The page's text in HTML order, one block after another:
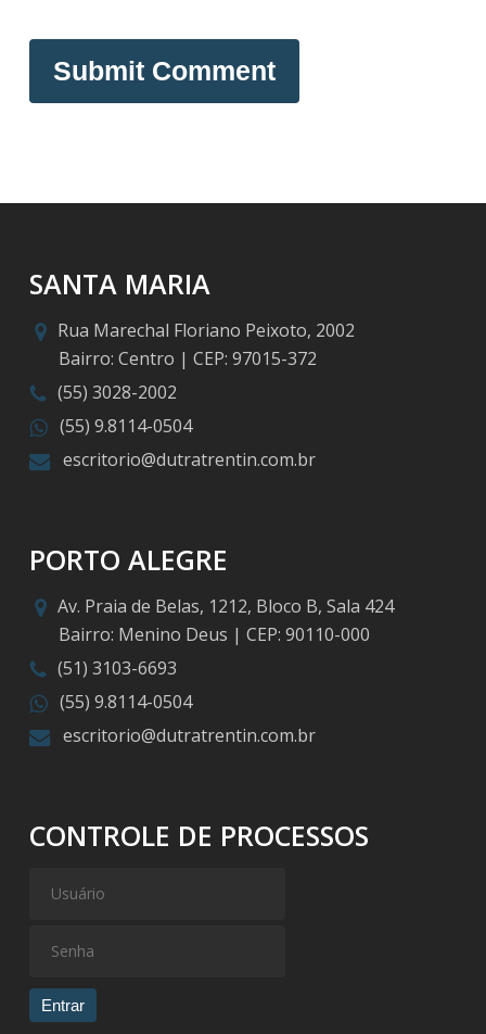
SANTA MARIA
Rua Marechal Floriano Peixoto, 2002
Bairro: Centro | CEP: 97015-372
(55) 3028-2002
(55) 9.8114-0504
escritorio@dutratrentin.com.br
PORTO ALEGRE
Av. Praia de Belas, 1212, Bloco B, Sala 424
Bairro: Menino Deus | CEP: 90110-000
(51) 3103-6693
(55) 9.8114-0504
escritorio@dutratrentin.com.br
CONTROLE DE PROCESSOS
Entrar